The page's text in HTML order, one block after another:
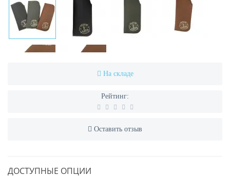
На складе
Рейтинг:
Оставить отзыв
ДОСТУПНЫЕ ОПЦИИ